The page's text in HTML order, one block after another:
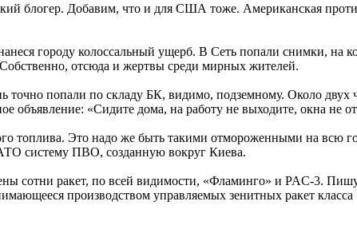
блогер. Добавим, что и для США тоже. Американская
городу колоссальный ущерб. В Сеть попали снимки, на
Собственно, отсюда и жертвы среди мирных жителей.
попали по складу БК, видимо, подземному. Около двух
объявление: «Сидите дома, на работу не выходите, окна не
топлива. Это надо же быть такими отмороженными на всю
систему ПВО, созданную вокруг Киева.
сотни ракет, по всей видимости, «Фламинго» и PAC-3.
производством управляемых зенитных ракет